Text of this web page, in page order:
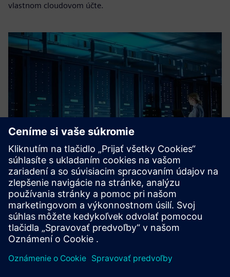
vlastnom cloudovom účte.